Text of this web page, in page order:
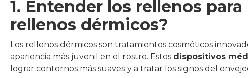
1. Entender los rellenos
rellenos dérmicos?
Los rellenos dérmicos son tratamientos cosméticos
apariencia más juvenil en el rostro. Estos dispositivos
lograr contornos más suaves y a tratar los signos del